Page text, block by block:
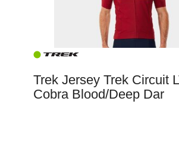
Trek Jersey Trek Circuit
Cobra Blood/Deep Dar